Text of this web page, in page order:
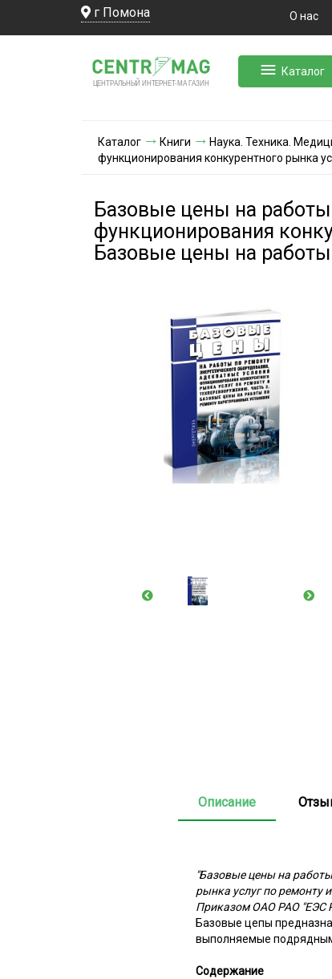
г Помона О нас
ЦЕНТРАЛЬНЫЙ ИНТЕРНЕТ-МА ГАЗИН
Каталог
Каталог Книги Наука. Техника.
функционирования конкурентного рынка
Базовые цены на работы
функционирования
Базовые цены на
Описание
"Базовые цены на
рынка услуг по ремонту
Приказом ОАО РАО "ЕЭС
Базовые цепы
выполняемые
Содержание